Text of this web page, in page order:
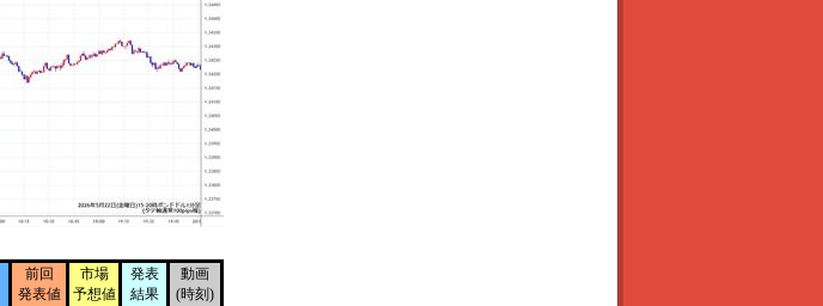
前回
発表値
市場
予想値
発表
結果
動画
(時刻)